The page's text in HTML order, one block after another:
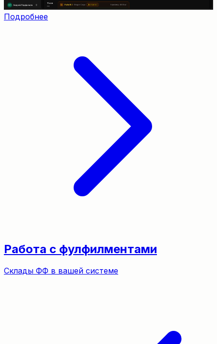
Подробнее
Работа с фулфилментами
Склады ФФ в вашей системе